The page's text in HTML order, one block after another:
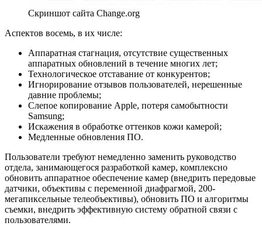
Скриншот сайта Change.org
Аспектов восемь, в их числе:
Аппаратная стагнация, отсутствие существенных
аппаратных обновлений в течение многих лет;
Технологическое отставание от конкурентов;
Игнорирование отзывов пользователей, нерешенные
давние проблемы;
Слепое копирование Apple, потеря самобытности
Samsung;
Искажения в обработке оттенков кожи камерой;
Медленные обновления ПО.
Пользователи требуют немедленно заменить руководство
отдела, занимающегося разработкой камер, комплексно
обновить аппаратное обеспечение камер (внедрить передовые
датчики, объективы с переменной диафрагмой, 200-
мегапиксельные телеобъективы), обновить ПО и алгоритмы
съемки, внедрить эффективную систему обратной связи с
пользователями.